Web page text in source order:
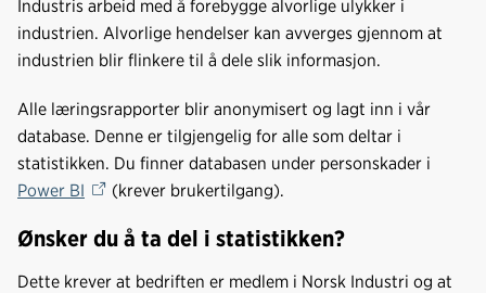
Industris arbeid med å forebygge alvorlige ulykker i
industrien. Alvorlige hendelser kan avverges gjennom at
industrien blir flinkere til å dele slik informasjon.
Alle læringsrapporter blir anonymisert og lagt inn i vår
database. Denne er tilgjengelig for alle som deltar i
statistikken. Du finner databasen under personskader i
Power BI
(krever brukertilgang).
Ønsker du å ta del i statistikken?
Dette krever at bedriften er medlem i Norsk Industri og at